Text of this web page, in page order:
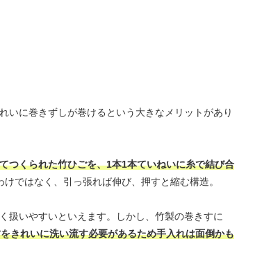
いに巻きずしが巻けるという大きなメリットがあり
つくられた竹ひごを、1本1本ていねいに糸で結び合
ではなく、引っ張れば伸び、押すと縮む構造。
扱いやすいといえます。しかし、竹製の巻きすに
きれいに洗い流す必要があるため手入れは面倒かも